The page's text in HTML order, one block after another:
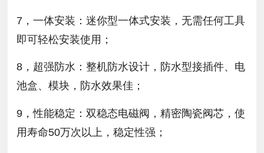
7，一体安装：迷你型一体式安装，无需任何工具
即可轻松安装使用；
8，超强防水：整机防水设计，防水型接插件、电
池盒、模块，防水效果佳；
9，性能稳定：双稳态电磁阀，精密陶瓷阀芯，使
用寿命50万次以上，稳定性强；